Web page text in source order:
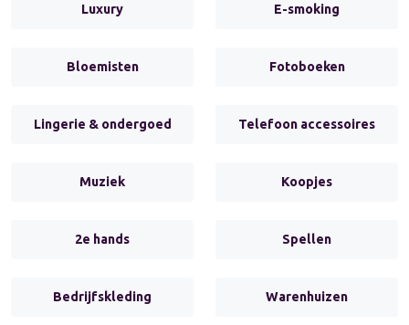
Luxury E-smoking
Bloemisten Fotoboeken
Lingerie & ondergoed Telefoon accessoires
Muziek Koopjes
2e hands Spellen
Bedrijfskleding Warenhuizen